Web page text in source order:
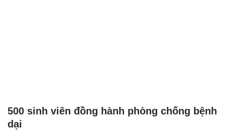
500 sinh viên đồng hành phòng chống bệnh
dại